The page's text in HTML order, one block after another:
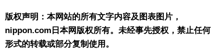
版权声明：本网站的所有文字内容及图表图片，
nippon.com日本网版权所有。未经事先授权，禁止任何
形式的转载或部分复制使用。